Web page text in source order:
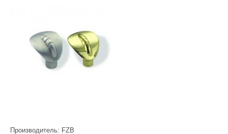
Производитель: FZB